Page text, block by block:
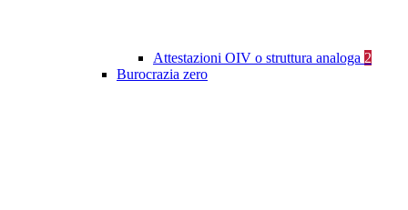
Attestazioni OIV o struttura analoga 2
Burocrazia zero